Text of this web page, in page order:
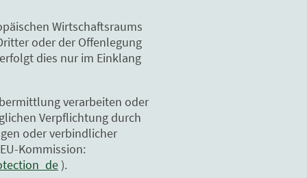
Wirtschaftsraums
oder der Offenlegung
dies nur im Einklang
verarbeiten oder
Verpflichtung durch
oder verbindlicher
Kommission:
).